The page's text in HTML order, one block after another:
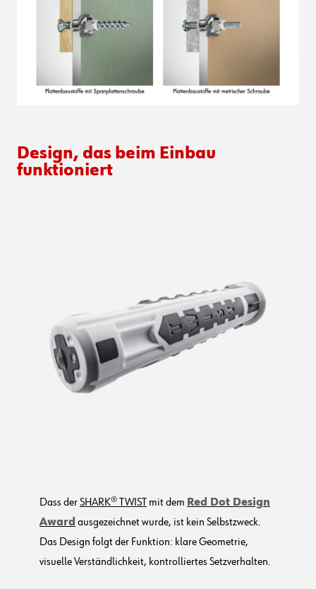
Design, das beim Einbau
funktioniert
Dass derSHARK® TWIST mit dem Red Dot Design
Award ausgezeichnet wurde, ist kein Selbstzweck.
Das Design folgt der Funktion: klare Geometrie,
visuelle Verständlichkeit, kontrolliertes Setzverhalten.